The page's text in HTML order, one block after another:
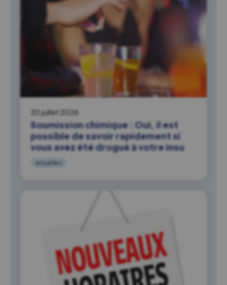
20 juillet 2026
Soumission chimique : Oui, il est
possible de savoir rapidement si
vous avez été drogué à votre insu
Actualités